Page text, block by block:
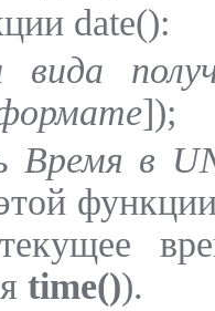
date():
вида
]);
Время в
time()).